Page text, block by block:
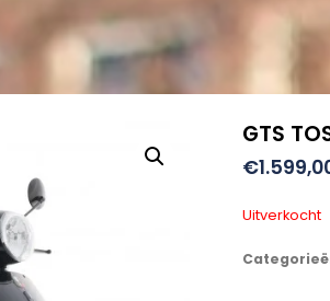
GTS
€
Uitverkocht